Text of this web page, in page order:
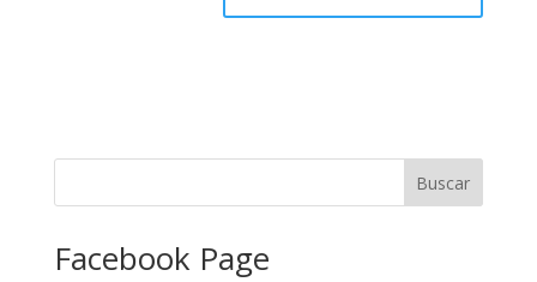
Facebook Page